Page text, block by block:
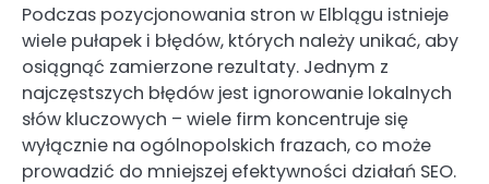
Podczas pozycjonowania stron w Elblągu istnieje
wiele pułapek i błędów, których należy unikać, aby
osiągnąć zamierzone rezultaty. Jednym z
najczęstszych błędów jest ignorowanie lokalnych
słów kluczowych – wiele firm koncentruje się
wyłącznie na ogólnopolskich frazach, co może
prowadzić do mniejszej efektywności działań SEO.